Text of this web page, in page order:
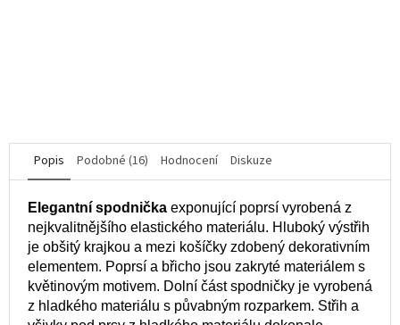
Popis Podobné (16) Hodnocení Diskuze
Elegantní spodnička exponující poprsí vyrobená z
nejkvalitnějšího elastického materiálu. Hluboký výstřih
je obšitý krajkou a mezi košíčky zdobený dekorativním
elementem. Poprsí a břicho jsou zakryté materiálem s
květinovým motivem. Dolní část spodničky je vyrobená
z hladkého materiálu s půvabným rozparkem. Střih a